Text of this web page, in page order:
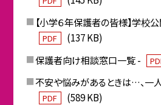
【小学６年保護者の皆様】学校
PDF
(137 KB)
保護者向け相談窓口一覧 -
不安や悩みがあるときは…、一
PDF
(589 KB)